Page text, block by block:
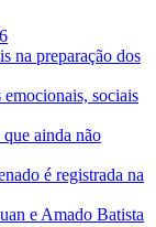
na preparação dos
sociais
ainda não
é registrada na
e Amado Batista